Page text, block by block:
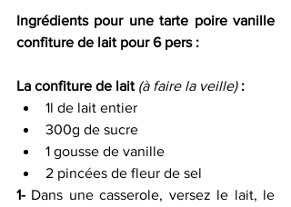
Ingrédients pour une tarte poire vanille
confiture de lait pour 6 pers :
La confiture de lait (à faire la veille) :
1l de lait entier
300g de sucre
1 gousse de vanille
2 pincées de fleur de sel
1- Dans une casserole, versez le lait, le